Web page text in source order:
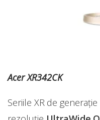
Acer XR342CK
Seriile XR de